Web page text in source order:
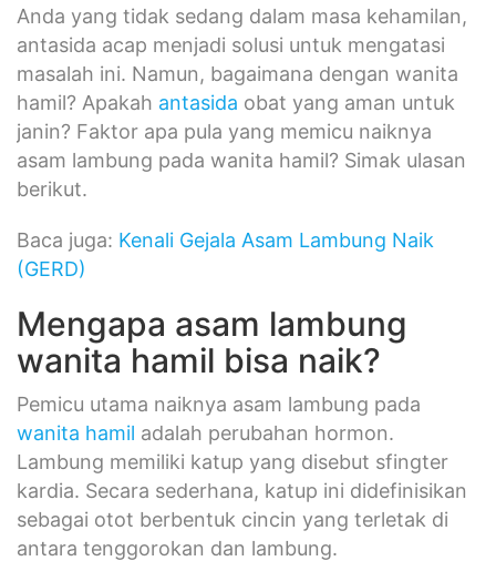
Anda yang tidak sedang dalam masa kehamilan,
antasida acap menjadi solusi untuk mengatasi
masalah ini. Namun, bagaimana dengan wanita
hamil? Apakah antasida obat yang aman untuk
janin? Faktor apa pula yang memicu naiknya
asam lambung pada wanita hamil? Simak ulasan
berikut.
Baca juga: Kenali Gejala Asam Lambung Naik
(GERD)
Mengapa asam lambung
wanita hamil bisa naik?
Pemicu utama naiknya asam lambung pada
wanita hamil adalah perubahan hormon.
Lambung memiliki katup yang disebut sfingter
kardia. Secara sederhana, katup ini didefinisikan
sebagai otot berbentuk cincin yang terletak di
antara tenggorokan dan lambung.